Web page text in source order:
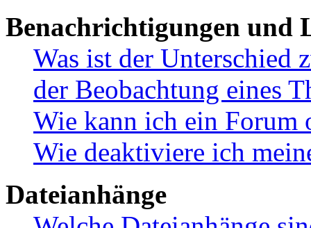
Benachrichtigungen und
Was ist der Unterschied
der Beobachtung eines
Wie kann ich ein Forum
Wie deaktiviere ich
Dateianhänge